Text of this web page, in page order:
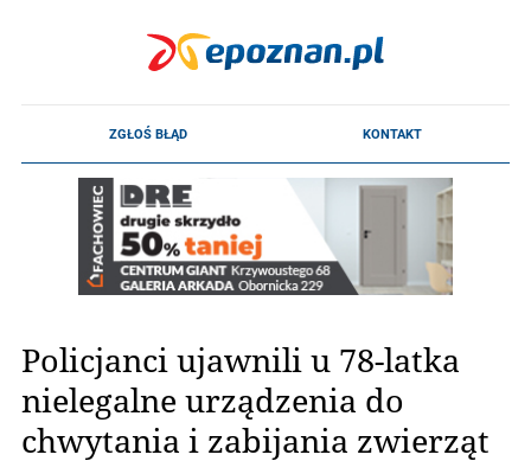
Policjanci ujawnili u 78-latka
nielegalne urządzenia do
chwytania i zabijania zwierząt